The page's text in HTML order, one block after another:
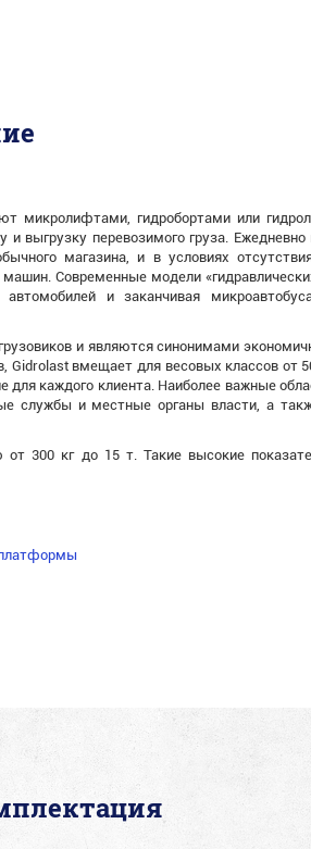
микролифтами, гидробортами или
выгрузку перевозимого груза.
магазина, и в условиях
Современные модели
и заканчивая
и являются синонимами
вмещает для весовых классов от
для каждого клиента. Наиболее важные
службы и местные органы власти, а
от 300 кг до 15 т. Такие высокие